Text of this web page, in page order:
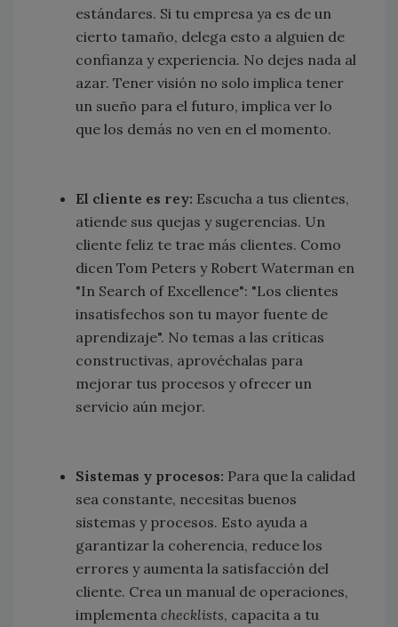
estándares. Si tu empresa ya es de un
cierto tamaño, delega esto a alguien de
confianza y experiencia. No dejes nada al
azar. Tener visión no solo implica tener
un sueño para el futuro, implica ver lo
que los demás no ven en el momento.
El cliente es rey: Escucha a tus clientes,
atiende sus quejas y sugerencias. Un
cliente feliz te trae más clientes. Como
dicen Tom Peters y Robert Waterman en
"In Search of Excellence": "Los clientes
insatisfechos son tu mayor fuente de
aprendizaje". No temas a las críticas
constructivas, aprovéchalas para
mejorar tus procesos y ofrecer un
servicio aún mejor.
Sistemas y procesos: Para que la calidad
sea constante, necesitas buenos
sistemas y procesos. Esto ayuda a
garantizar la coherencia, reduce los
errores y aumenta la satisfacción del
cliente. Crea un manual de operaciones,
implementa checklists, capacita a tu